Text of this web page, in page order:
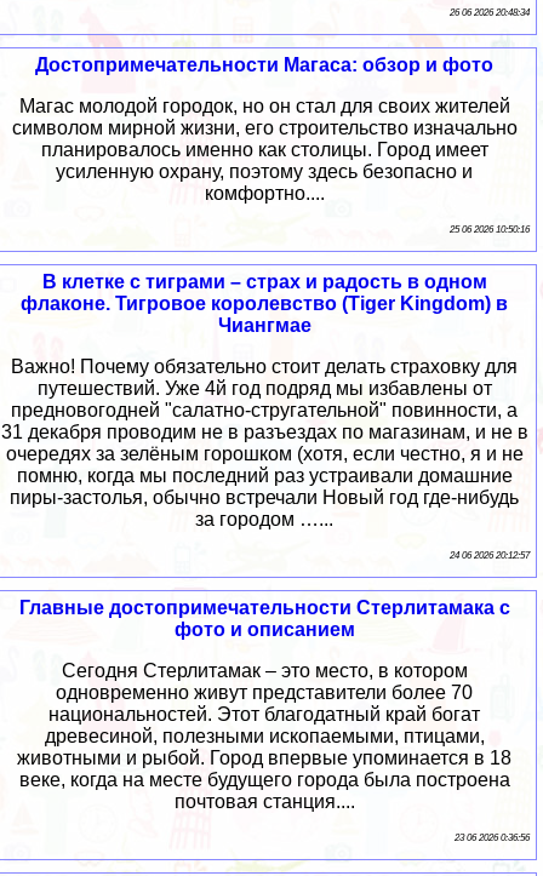
26 06 2026 20:48:34
Достопримечательности Магаса: обзор и фото
Магас молодой городок, но он стал для своих жителей
символом мирной жизни, его строительство изначально
планировалось именно как столицы. Город имеет
усиленную охрану, поэтому здесь безопасно и
комфортно....
25 06 2026 10:50:16
В клетке с тиграми – страх и радость в одном
флаконе. Тигровое королевство (Tiger Kingdom) в
Чиангмае
Важно! Почему обязательно стоит делать страховку для
путешествий. Уже 4й год подряд мы избавлены от
предновогодней "салатно-стругательной" повинности, а
31 декабря проводим не в разъездах по магазинам, и не в
очередях за зелёным горошком (хотя, если честно, я и не
помню, когда мы последний раз устраивали домашние
пиры-застолья, обычно встречали Новый год где-нибудь
за городом …...
24 06 2026 20:12:57
Главные достопримечательности Стерлитамака с
фото и описанием
Сегодня Стерлитамак – это место, в котором
одновременно живут представители более 70
национальностей. Этот благодатный край богат
древесиной, полезными ископаемыми, птицами,
животными и рыбой. Город впервые упоминается в 18
веке, когда на месте будущего города была построена
почтовая станция....
23 06 2026 0:36:56